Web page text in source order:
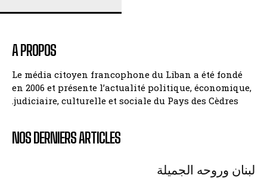
A PROPOS
Le média citoyen francophone du Liban a été fondé
en 2006 et présente l’actualité politique, économique,
judiciaire, culturelle et sociale du Pays des Cèdres.
NOS DERNIERS ARTICLES
لبنان وروحه الجميلة